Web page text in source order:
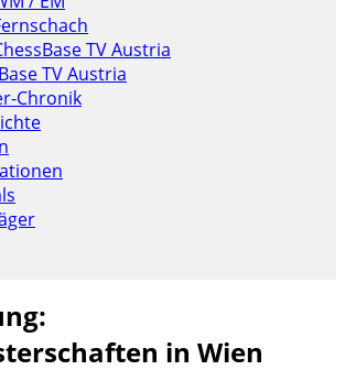
TV Austria
TV Austria
Chronik
in Wien